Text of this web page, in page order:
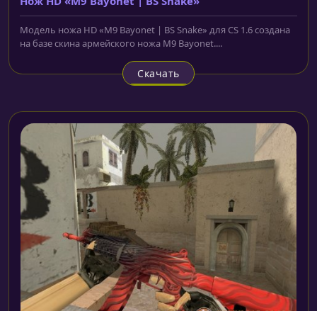
Модель ножа HD «M9 Bayonet | BS Snake» для CS 1.6 создана
на базе скина армейского ножа M9 Bayonet....
Скачать